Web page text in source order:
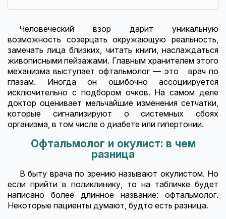
Человеческий взор дарит уникальную
возможность созерцать окружающую реальность,
замечать лица близких, читать книги, наслаждаться
живописными пейзажами. Главным хранителем этого
механизма выступает офтальмолог — это врач по
глазам. Иногда он ошибочно ассоциируется
исключительно с подбором очков. На самом деле
доктор оценивает мельчайшие изменения сетчатки,
которые сигнализируют о системных сбоях
организма, в том числе о диабете или гипертонии.
Офтальмолог и окулист: в чем
разница
В быту врача по зрению называют окулистом. Но
если прийти в поликлинику, то на табличке будет
написано более длинное название: офтальмолог.
Некоторые пациенты думают, будто есть разница.